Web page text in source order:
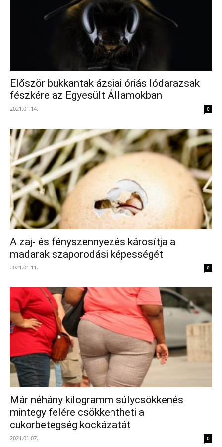
Először bukkantak ázsiai óriás lódarazsak
fészkére az Egyesült Államokban
2021.01.14. 0
A zaj- és fényszennyezés károsítja a
madarak szaporodási képességét
2021.01.11. 0
Már néhány kilogramm súlycsökkenés
mintegy felére csökkentheti a
cukorbetegség kockázatát
2021.01.07. 0